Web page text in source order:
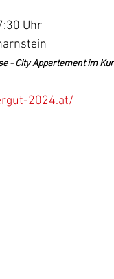
Uhr
- City Appartement im
2024.at/